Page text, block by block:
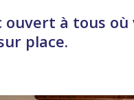
ouvert à tous où
place.